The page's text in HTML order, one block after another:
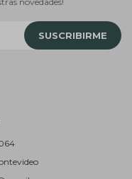
SUSCRIBIRME